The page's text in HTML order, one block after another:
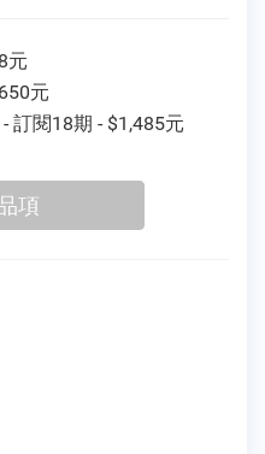
元
元
訂閱18期 - $1,485元